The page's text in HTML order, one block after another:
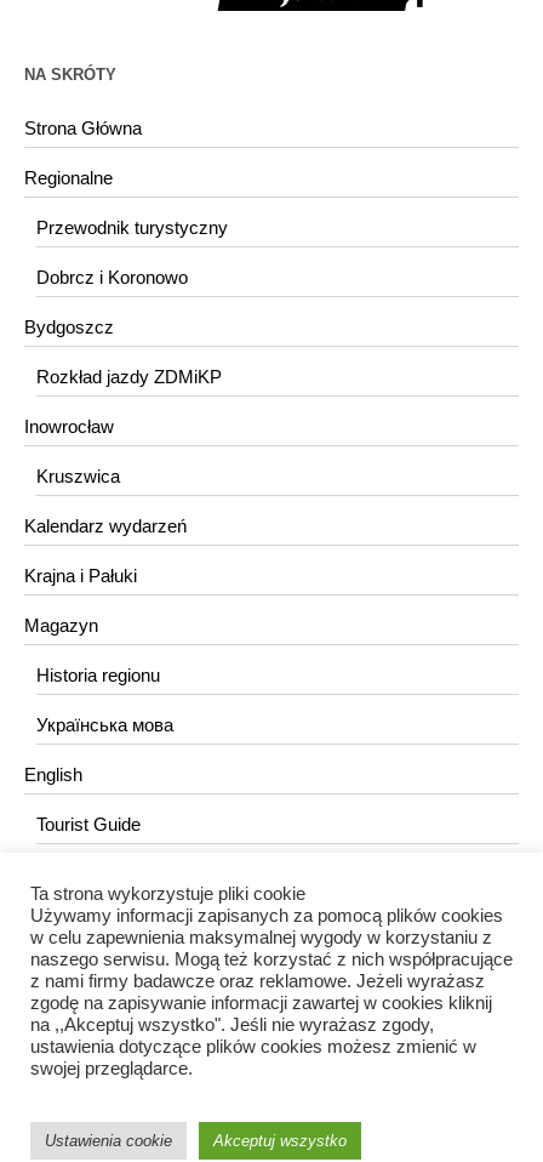
NA SKRÓTY
Strona Główna
Regionalne
Przewodnik turystyczny
Dobrcz i Koronowo
Bydgoszcz
Rozkład jazdy ZDMiKP
Inowrocław
Kruszwica
Kalendarz wydarzeń
Krajna i Pałuki
Magazyn
Historia regionu
Українська мова
English
Tourist Guide
KONTAKT
redakcja@portalkujawski.pl
Redakcja
Ta strona wykorzystuje pliki cookie
Używamy informacji zapisanych za pomocą plików cookies
w celu zapewnienia maksymalnej wygody w korzystaniu z
naszego serwisu. Mogą też korzystać z nich współpracujące
z nami firmy badawcze oraz reklamowe. Jeżeli wyrażasz
zgodę na zapisywanie informacji zawartej w cookies kliknij
na ,,Akceptuj wszystko". Jeśli nie wyrażasz zgody,
ustawienia dotyczące plików cookies możesz zmienić w
swojej przeglądarce.
Ustawienia cookie Akceptuj wszystko